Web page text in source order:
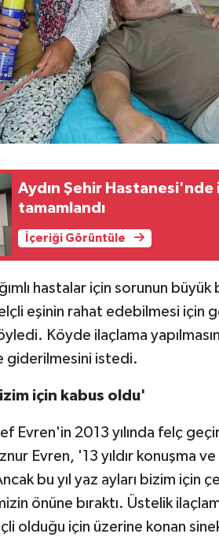
Aydın Şehir
tamamlandı
İçeriği Görüntüle
hastalar için sorunun
eşinin rahat edebilmesi için
Köyde ilaçlama
giderilmesini istedi.
için kabus oldu'
Evren'in 2013 yılında felç
Evren, '13 yıldır konuşma
bu yıl yaz ayları bizim için
önüne bıraktı. Üstelik
olduğu için üzerine konan